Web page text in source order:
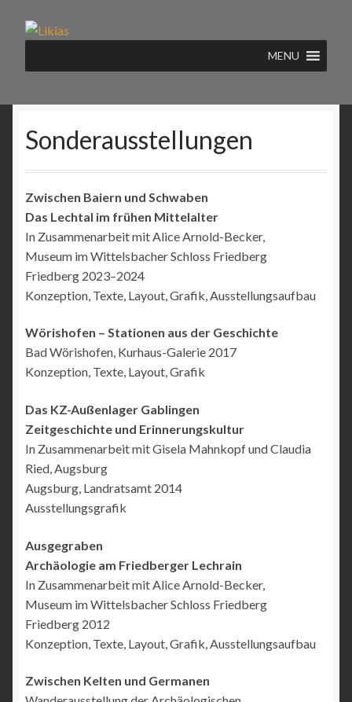
Zur
springen
Zum
springen
MENU
Sonderausstellungen
Zwischen Baiern und Schwaben
Das Lechtal im frühen Mittelalter
In Zusammenarbeit mit Alice Arnold-Becker,
Museum im Wittelsbacher Schloss Friedberg
Friedberg 2023–2024
Konzeption, Texte, Layout, Grafik, Ausstellungsaufbau
Wörishofen – Stationen aus der Geschichte
Bad Wörishofen, Kurhaus-Galerie 2017
Konzeption, Texte, Layout, Grafik
Das KZ-Außenlager Gablingen
Zeitgeschichte und Erinnerungskultur
In Zusammenarbeit mit Gisela Mahnkopf und Claudia
Ried, Augsburg
Augsburg, Landratsamt 2014
Ausstellungsgrafik
Ausgegraben
Archäologie am Friedberger Lechrain
In Zusammenarbeit mit Alice Arnold-Becker,
Museum im Wittelsbacher Schloss Friedberg
Friedberg 2012
Konzeption, Texte, Layout, Grafik, Ausstellungsaufbau
Zwischen Kelten und Germanen